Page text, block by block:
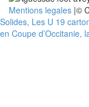
Mentions legales |©
Solides, Les U 19
en Coupe d’Occitanie,